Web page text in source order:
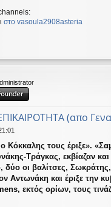
στο vasoula2908asteria
(απο
Κόκκαλης τους έριξε».
Τράγκας, εκβίαζαν
οι βαλίτσες,
Αντωνάκη και έριξε την
εκτός ορίων, τους